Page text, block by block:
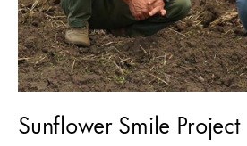
Sunflower Smile Project